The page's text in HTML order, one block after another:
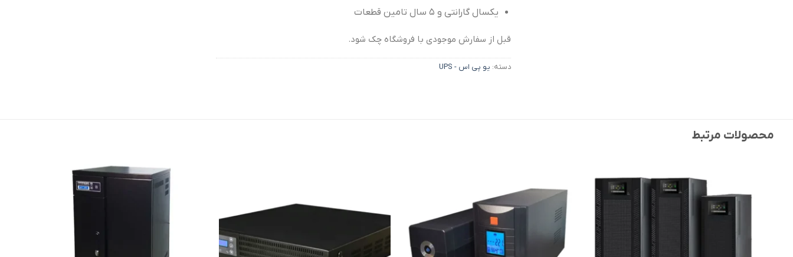
یکسال گارانتی و ۵ سال تامین قطعات
قبل از سفارش موجودی با فروشگاه چک شود.
دسته: یو پی اس - UPS
محصولات مرتبط
افزودن
به
علاقه
مندی
ها
ها
مندی